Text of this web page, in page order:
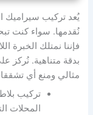
يُعد تركيب سيراميك
نُقدمها. سواء كنت
فإننا نمتلك الخبرة
بدقة متناهية.
مثالي ومنع أي
تركيب
المحلات